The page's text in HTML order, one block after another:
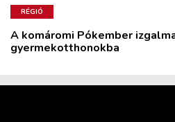
RÉGIÓ
A komáromi Pókember
gyermekotthonokba